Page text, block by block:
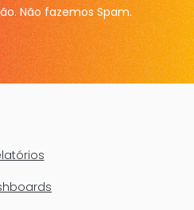
Não fazemos Spam.